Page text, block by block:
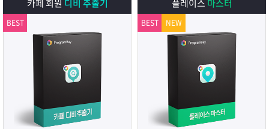
카페 회원 디비 추출기
BEST
플레이스 마스터
BEST NEW